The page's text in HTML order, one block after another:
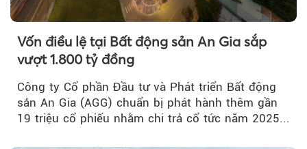
Vốn điều lệ tại Bất động sản An Gia sắp
vượt 1.800 tỷ đồng
Công ty Cổ phần Đầu tư và Phát triển Bất động
sản An Gia (AGG) chuẩn bị phát hành thêm gần
19 triệu cổ phiếu nhằm chi trả cổ tức năm 2025...